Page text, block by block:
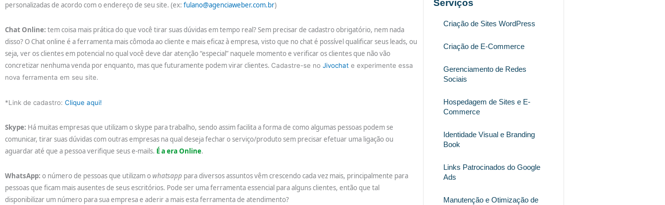
personalizadas de acordo com o endereço de seu site. (ex: fulano@agenciaweber.com.br)
Chat Online: tem coisa mais prática do que você tirar suas dúvidas em tempo real? Sem precisar de cadastro obrigatório, nem nada
disso? O Chat online é a ferramenta mais cômoda ao cliente e mais eficaz à empresa, visto que no chat é possível qualificar seus leads, ou
seja, ver os clientes em potencial no qual você deve dar atenção “especial” naquele momento e verificar os clientes que não vão
concretizar nenhuma venda por enquanto, mas que futuramente podem virar clientes. Cadastre-se no Jivochat e experimente essa
nova ferramenta em seu site.
*Link de cadastro: Clique aqui!
Skype: Há muitas empresas que utilizam o skype para trabalho, sendo assim facilita a forma de como algumas pessoas podem se
comunicar, tirar suas dúvidas com outras empresas na qual deseja fechar o serviço/produto sem precisar efetuar uma ligação ou
aguardar até que a pessoa verifique seus e-mails. É a era Online.
WhatsApp: o número de pessoas que utilizam owhatsapp para diversos assuntos vêm crescendo cada vez mais, principalmente para
pessoas que ficam mais ausentes de seus escritórios. Pode ser uma ferramenta essencial para alguns clientes, então que tal
disponibilizar um número para sua empresa e aderir a mais esta ferramenta de atendimento?
Serviços
Criação de Sites WordPress
Criação de E-Commerce
Gerenciamento de Redes
Sociais
Hospedagem de Sites e E-
Commerce
Identidade Visual e Branding
Book
Links Patrocinados do Google
Ads
Manutenção e Otimização de